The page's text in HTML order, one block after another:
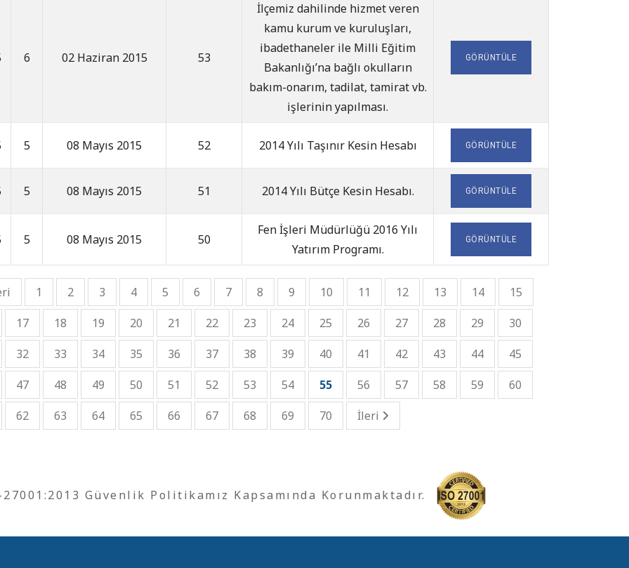
6 02 Haziran 2015 53
İlçemiz dahilinde hizmet veren
kamu kurum ve kuruluşları,
ibadethaneler ile Milli Eğitim
Bakanlığı’na bağlı okulların
bakım-onarım, tadilat, tamirat vb.
işlerinin yapılması.
GÖRÜNTÜLE
5 08 Mayıs 2015 52 2014 Yılı Taşınır Kesin Hesabı GÖRÜNTÜLE
5 08 Mayıs 2015 51 2014 Yılı Bütçe Kesin Hesabı. GÖRÜNTÜLE
5 08 Mayıs 2015 50
Fen İşleri Müdürlüğü 2016 Yılı
Yatırım Programı.
GÖRÜNTÜLE
1 2 3 4 5 6 7 8 9 10 11 12 13 14
15
17 18 19 20 21 22 23 24 25 26 27 28 29
30
32 33 34 35 36 37 38 39 40 41 42 43 44
45
47 48 49 50 51 52 53 54 55 56 57 58 59
60
62 63 64 65 66 67 68 69 70 İleri
Güvenlik Politikamız Kapsamında Korunmaktadır.